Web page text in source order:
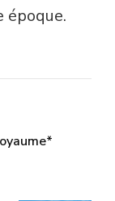
époque.